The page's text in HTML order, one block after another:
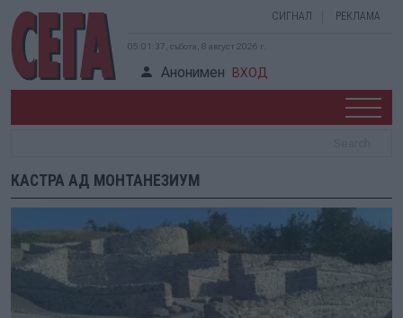
СИГНАЛ РЕКЛАМА
05:01:37, събота, 8 август 2026 г.
Анонимен ВХОД
КАСТРА АД МОНТАНЕЗИУМ